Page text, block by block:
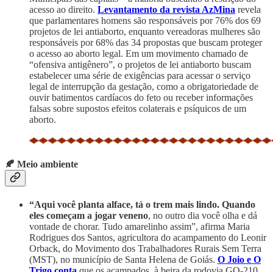
acesso ao direito. Levantamento da revista AzMina revela
que parlamentares homens são responsáveis por 76% dos 69
projetos de lei antiaborto, enquanto vereadoras mulheres são
responsáveis por 68% das 34 propostas que buscam proteger
o acesso ao aborto legal. Em um movimento chamado de
“ofensiva antigênero”, o projetos de lei antiaborto buscam
estabelecer uma série de exigências para acessar o serviço
legal de interrupção da gestação, como a obrigatoriedade de
ouvir batimentos cardíacos do feto ou receber informações
falsas sobre supostos efeitos colaterais e psíquicos de um
aborto.
🍂 Meio ambiente
“Aqui você planta alface, tá o trem mais lindo. Quando
eles começam a jogar veneno, no outro dia você olha e dá
vontade de chorar. Tudo amarelinho assim”, afirma Maria
Rodrigues dos Santos, agricultora do acampamento do Leonir
Orback, do Movimento dos Trabalhadores Rurais Sem Terra
(MST), no município de Santa Helena de Goiás. O Joio e O